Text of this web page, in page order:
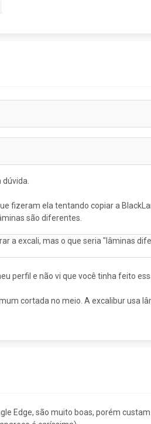
fizeram ela tentando copiar a
são diferentes.
a excali, mas o que seria "lâminas
perfil e não vi que você tinha feito
cortada no meio. A excalibur usa
Edge, são muito boas, porém